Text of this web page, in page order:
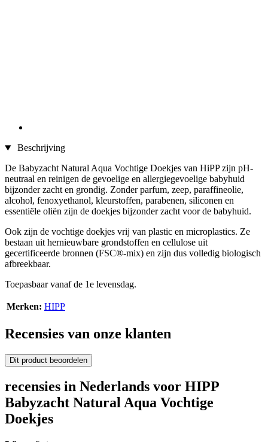
Beschrijving
De Babyzacht Natural Aqua Vochtige Doekjes van HiPP zijn pH-
neutraal en reinigen de gevoelige en allergiegevoelige babyhuid
bijzonder zacht en grondig. Zonder parfum, zeep, paraffineolie,
alcohol, fenoxyethanol, kleurstoffen, parabenen, siliconen en
essentiële oliën zijn de doekjes bijzonder zacht voor de babyhuid.
Ook zijn de vochtige doekjes vrij van plastic en microplastics. Ze
bestaan uit hernieuwbare grondstoffen en cellulose uit
gecertificeerde bronnen (FSC®-mix) en zijn dus volledig biologisch
afbreekbaar.
Toepasbaar vanaf de 1e levensdag.
Merken: HIPP
Recensies van onze klanten
Dit product beoordelen
recensies in Nederlands voor HIPP
Babyzacht Natural Aqua Vochtige
Doekjes